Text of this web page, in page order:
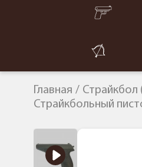
Главная Страйкбол
Страйкбольный